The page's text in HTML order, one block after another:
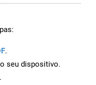
.
seu dispositivo.
.